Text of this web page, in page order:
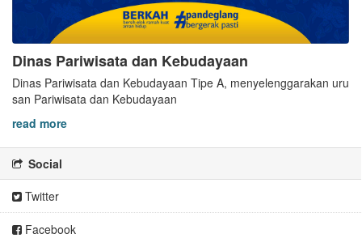
Dinas Pariwisata dan Kebudayaan
Dinas Pariwisata dan Kebudayaan Tipe A, menyelenggarakan uru
san Pariwisata dan Kebudayaan
read more
Social
Twitter
Facebook